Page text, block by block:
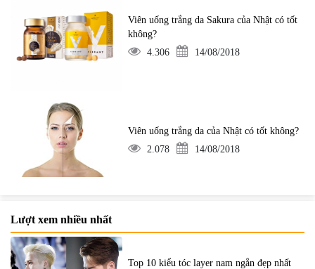
Viên uống trắng da Sakura của Nhật có tốt
không?
4.306
14/08/2018
Viên uống trắng da của Nhật có tốt không?
2.078
14/08/2018
Lượt xem nhiều nhất
Top 10 kiểu tóc layer nam ngắn đẹp nhất